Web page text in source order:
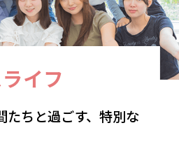
イフ
たちと過ごす、特別な